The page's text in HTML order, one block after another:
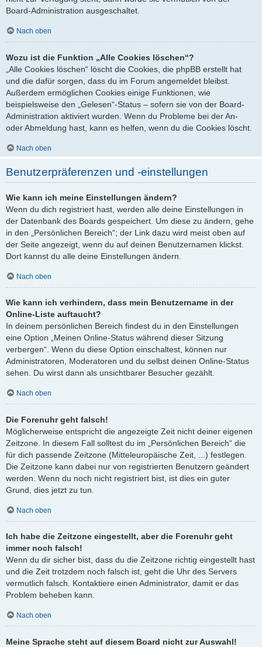
Board-Administration ausgeschaltet.
Nach oben
Wozu ist die Funktion „Alle Cookies löschen“?
„Alle Cookies löschen“ löscht die Cookies, die phpBB erstellt hat
und die dafür sorgen, dass du im Forum angemeldet bleibst.
Außerdem ermöglichen Cookies einige Funktionen, wie
beispielsweise den „Gelesen“-Status – sofern sie von der Board-
Administration aktiviert wurden. Wenn du Probleme bei der An-
oder Abmeldung hast, kann es helfen, wenn du die Cookies löscht.
Nach oben
Benutzerpräferenzen und -einstellungen
Wie kann ich meine Einstellungen ändern?
Wenn du dich registriert hast, werden alle deine Einstellungen in
der Datenbank des Boards gespeichert. Um diese zu ändern, gehe
in den „Persönlichen Bereich“; der Link dazu wird meist oben auf
der Seite angezeigt, wenn du auf deinen Benutzernamen klickst.
Dort kannst du alle deine Einstellungen ändern.
Nach oben
Wie kann ich verhindern, dass mein Benutzername in der
Online-Liste auftaucht?
In deinem persönlichen Bereich findest du in den Einstellungen
eine Option „Meinen Online-Status während dieser Sitzung
verbergen“. Wenn du diese Option einschaltest, können nur
Administratoren, Moderatoren und du selbst deinen Online-Status
sehen. Du wirst dann als unsichtbarer Besucher gezählt.
Nach oben
Die Forenuhr geht falsch!
Möglicherweise entspricht die angezeigte Zeit nicht deiner eigenen
Zeitzone. In diesem Fall solltest du im „Persönlichen Bereich“ die
für dich passende Zeitzone (Mitteleuropäische Zeit, ...) festlegen.
Die Zeitzone kann dabei nur von registrierten Benutzern geändert
werden. Wenn du noch nicht registriert bist, ist dies ein guter
Grund, dies jetzt zu tun.
Nach oben
Ich habe die Zeitzone eingestellt, aber die Forenuhr geht
immer noch falsch!
Wenn du dir sicher bist, dass du die Zeitzone richtig eingestellt hast
und die Zeit trotzdem noch falsch ist, geht die Uhr des Servers
vermutlich falsch. Kontaktiere einen Administrator, damit er das
Problem beheben kann.
Nach oben
Meine Sprache steht auf diesem Board nicht zur Auswahl!